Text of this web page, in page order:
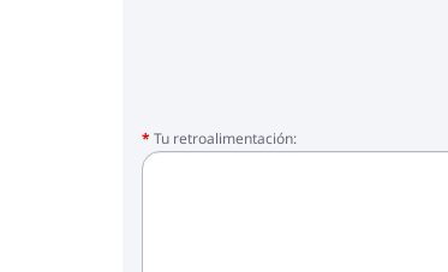
Tu retroalimentación: